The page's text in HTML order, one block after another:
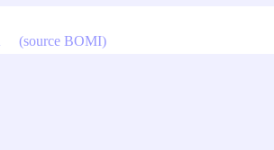
(source BOMI)